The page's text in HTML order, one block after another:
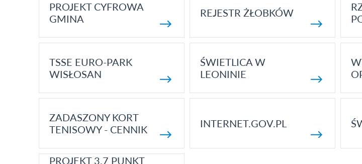
PROJEKT CYFROWA
GMINA
REJESTR ŻŁOBKÓW
TSSE EURO-PARK
WISŁOSAN
ŚWIETLICA W
LEONINIE
ZADASZONY KORT
TENISOWY - CENNIK
INTERNET.GOV.PL
PROJEKT 3.7 PUNKT